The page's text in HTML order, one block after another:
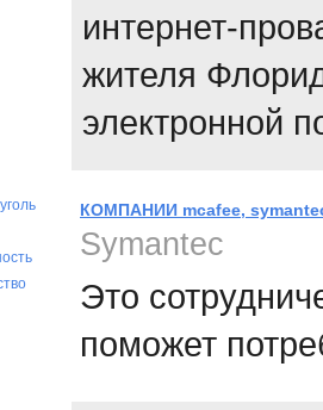
интернет-
жителя
электронной
КОМПАНИИ mcafee,
Symantec
Это
поможет